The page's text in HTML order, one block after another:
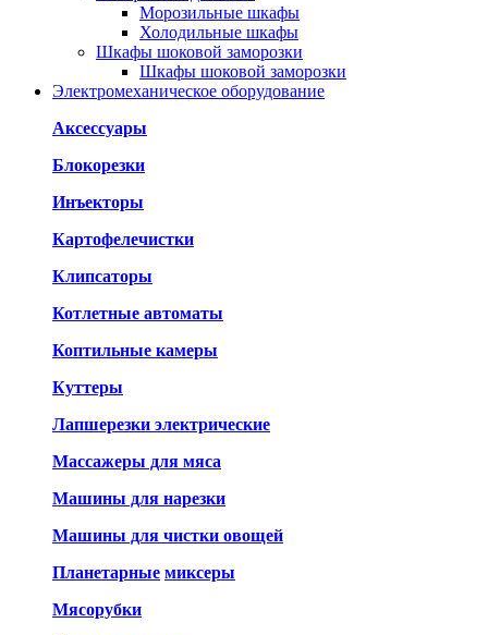
Mорозильные шкафы
Холодильные шкафы
Шкафы шоковой заморозки
Шкафы шоковой заморозки
Электромеханическое оборудование
Аксессуары
Блокорезки
Инъекторы
Картофелечистки
Клипсаторы
Котлетные автоматы
Коптильные камеры
Куттеры
Лапшерезки электрические
Массажеры для мяса
Машины для нарезки
Машины для чистки овощей
Планетарные миксеры
Мясорубки